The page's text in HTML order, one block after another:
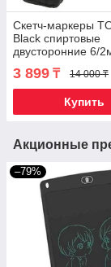
Скетч-маркеры
Black спиртовые
двусторонние 6/
чехле (36
3 899 ₸ 14 000 ₸
Купить
Акционные
–79%